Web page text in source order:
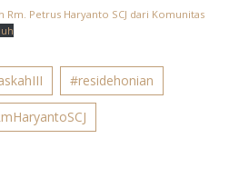
Rm. Petrus Haryanto SCJ dari Komunitas
#residehonian